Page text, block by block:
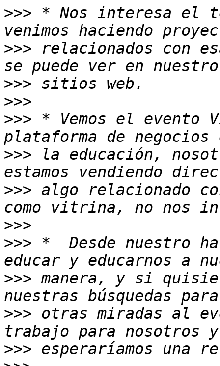
>>> * Nos interesa el
>>> relacionados con
>>>
>>>
>>> * Vemos el evento
>>> la educación,
>>> algo relacionado
>>>
>>> *  Desde nuestro
>>> manera, y si
>>> otras miradas al
>>>